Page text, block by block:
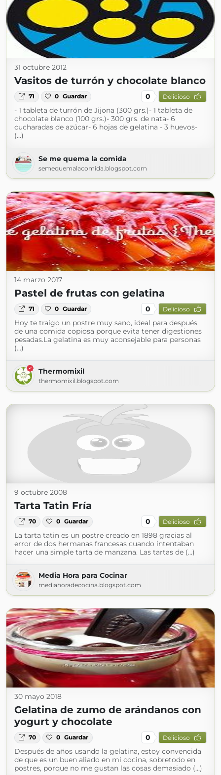
31 octubre 2012
Vasitos de turrón y chocolate blanco
71 0 Guardar 0 Delicioso
- 1 tableta de turrón de Jijona (300 grs.)- 1 tableta de
chocolate blanco (100 grs.)- 300 grs. de nata- 6
cucharadas de azúcar- 6 hojas de gelatina - 3 huevos-
(...)
Se me quema la comida
semequemalacomida.blogspot.com
14 marzo 2017
Pastel de frutas con gelatina
71 0 Guardar 0 Delicioso
Hoy te traigo un postre muy sano, ideal para después
de una comida copiosa porque evita tener digestiones
pesadas.La gelatina es muy aconsejable para personas
(...)
Thermomixil
thermomixil.blogspot.com
9 octubre 2008
Tarta Tatin Fría
70 0 Guardar 0 Delicioso
La tarta tatin es un postre creado en 1898 gracias al
error de dos hermanas francesas cuando intentaban
hacer una simple tarta de manzana. Las tartas de (...)
Media Hora para Cocinar
mediahoradecocina.blogspot.com
30 mayo 2018
Gelatina de zumo de arándanos con
yogurt y chocolate
70 0 Guardar 0 Delicioso
Después de años usando la gelatina, estoy convencida
de que es un buen aliado en mi cocina, sobretodo en
postres, porque no me gustan las cosas demasiado (...)